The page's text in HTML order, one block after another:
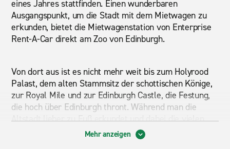
eines Jahres stattfinden. Einen wunderbaren
Ausgangspunkt, um die Stadt mit dem Mietwagen zu
erkunden, bietet die Mietwagenstation von Enterprise
Rent-A-Car direkt am Zoo von Edinburgh.
Von dort aus ist es nicht mehr weit bis zum Holyrood
Palast, dem alten Stammsitz der schottischen Könige,
zur Royal Mile und zur Edinburgh Castle, die Festung,
die hoch über Edinburgh thront. Während man die
Altstadt lieber zu Fuß erkundet und dabei die vielen
Denkmäler und architektonischen Höhepunkte der
Stadt bewundern kann, bietet sich der Mietwagen für
Mehr anzeigen